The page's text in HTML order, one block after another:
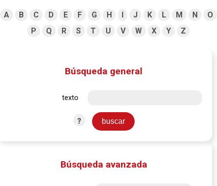
A B C D E F G H I J K L M N
O
P
Q R S T U V W X Y Z
Búsqueda general
texto
?
Búsqueda avanzada